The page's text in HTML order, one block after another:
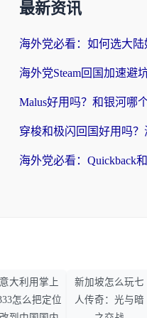
最新资讯
大利用掌上
怎么把定位
新加坡怎么玩七
人传奇：光与暗